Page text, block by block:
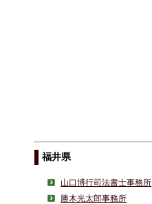
福井県
山口博行司法書士事務所
勝木光太郎事務所